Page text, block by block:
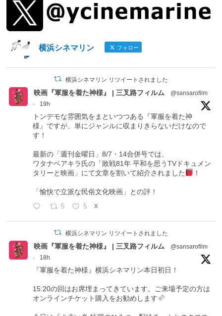
横浜シネマリン フォロー
横浜シネマリン リツイートされました
映画『軍服を着た神様』 | 三叉路フィルム
@sansarofilm
·
19h
トンデモな雰囲気をまといつつある『軍服を着た神
様』ですが、単にジャンルに収まりきらないだけなので
す！
最新の「週刊金曜日」8/7・14合併号では、
ワタナベアキラ氏の「敗戦81年 平和を思うTVドキュメン
タリーと映画」にて文章を割いて紹介されました
！
「愉快で立派な民俗文化映画」との評！
5 5 X
横浜シネマリン リツイートされました
映画『軍服を着た神様』 | 三叉路フィルム
@sansarofilm
·
18h
『軍服を着た神様』横浜シネマリン本日初日！
15:20の回はお席埋まってきています。ご来場予定の方は
オンラインチケット購入をお勧めします